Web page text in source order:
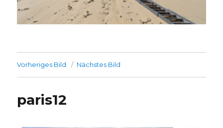
Vorheriges Bild Nächstes Bild
paris12